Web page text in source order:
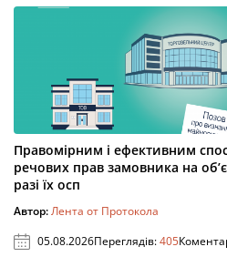
Правомірним і ефективним
речових прав замовника на
разі їх осп
Автор:Лента от Протокола
05.08.2026Переглядів:405